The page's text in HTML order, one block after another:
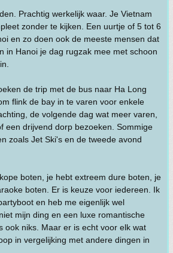
Prachtig werkelijk waar. Je Vietnam
zonder te kijken. Een uurtje of 5 tot 6
en zo doen ook de meeste mensen dat
in Hanoi je dag rugzak mee met schoon
de trip met de bus naar Ha Long
flink de bay in te varen voor enkele
de volgende dag wat meer varen,
een drijvend dorp bezoeken. Sommige
zoals Jet Ski's en de tweede avond
boten, je hebt extreem dure boten, je
boten. Er is keuze voor iedereen. Ik
en heb me eigenlijk wel
mijn ding en een luxe romantische
ook niks. Maar er is echt voor elk wat
in vergelijking met andere dingen in